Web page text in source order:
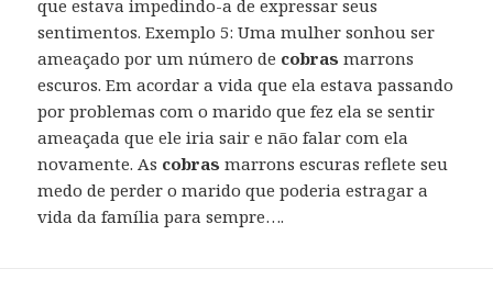
que estava impedindo-a de expressar seus
sentimentos. Exemplo 5: Uma mulher sonhou ser
ameaçado por um número de cobras marrons
escuros. Em acordar a vida que ela estava passando
por problemas com o marido que fez ela se sentir
ameaçada que ele iria sair e não falar com ela
novamente. As cobras marrons escuras reflete seu
medo de perder o marido que poderia estragar a
vida da família para sempre….